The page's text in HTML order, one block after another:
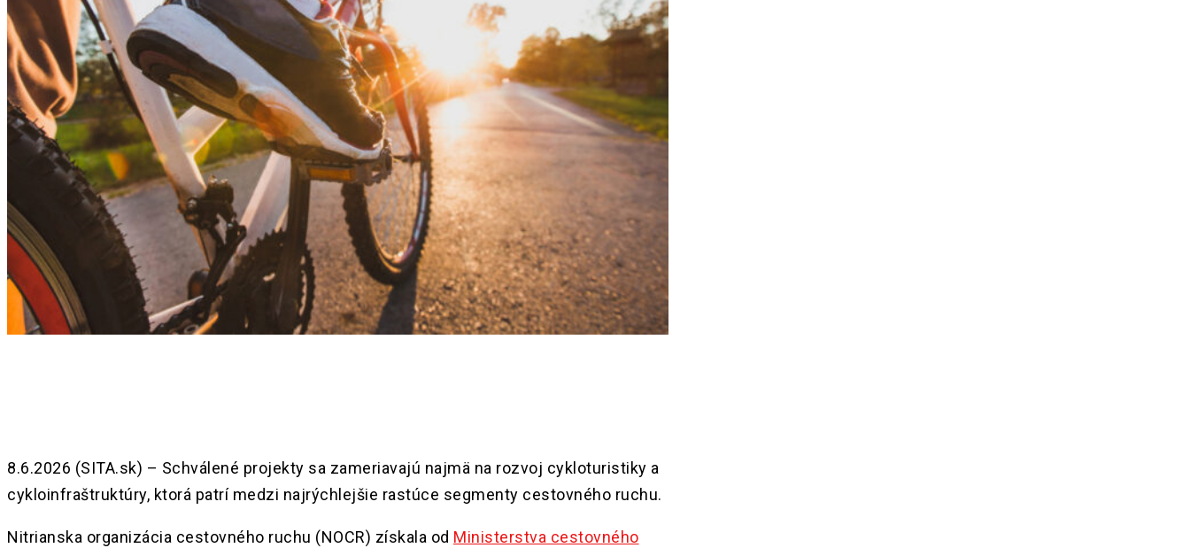
8.6.2026 (SITA.sk) – Schválené projekty sa zameriavajú najmä na rozvoj cykloturistiky a
cykloinfraštruktúry, ktorá patrí medzi najrýchlejšie rastúce segmenty cestovného ruchu.
Nitrianska organizácia cestovného ruchu (NOCR) získala od Ministerstva cestovného